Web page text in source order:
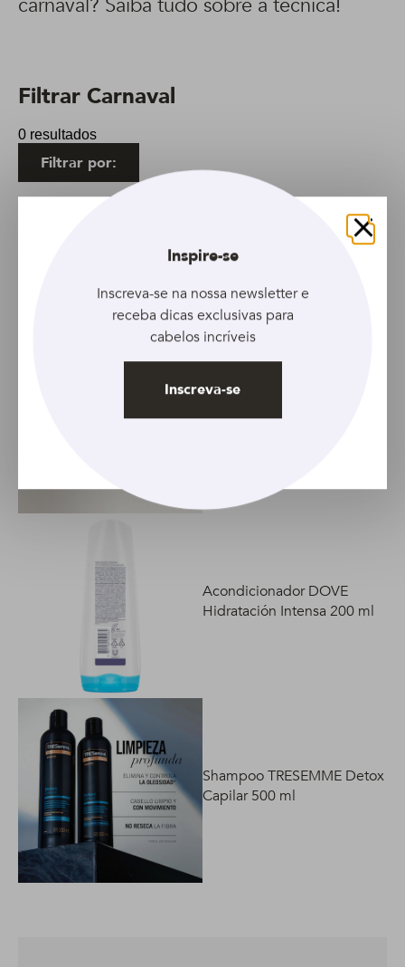
carnaval? Saiba tudo sobre a técnica!
Filtrar Carnaval
Filtrar por:
0 resultados
Acondicionador TRESEMME
Acondicionador DOVE
Hidratación Intensa 200 ml
Shampoo TRESEMME Detox
Capilar 500 ml
Fechar
Inspire-se
Inscreva-se na nossa newsletter e
receba dicas exclusivas para
cabelos incríveis
Inscreva-se